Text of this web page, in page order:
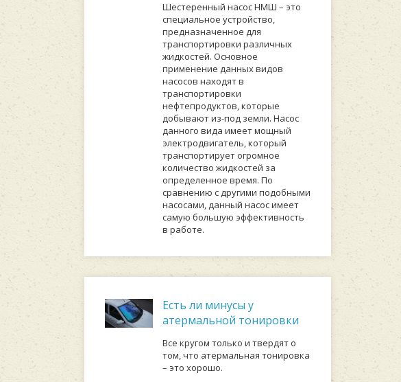
Шестеренный насос НМШ – это
специальное устройство,
предназначенное для
транспортировки различных
жидкостей. Основное
применение данных видов
насосов находят в
транспортировки
нефтепродуктов, которые
добывают из-под земли. Насос
данного вида имеет мощный
электродвигатель, который
транспортирует огромное
количество жидкостей за
определенное время. По
сравнению с другими подобными
насосами, данный насос имеет
самую большую эффективность
в работе.
Есть ли минусы у
атермальной тонировки
Все кругом только и твердят о
том, что атермальная тонировка
– это хорошо.